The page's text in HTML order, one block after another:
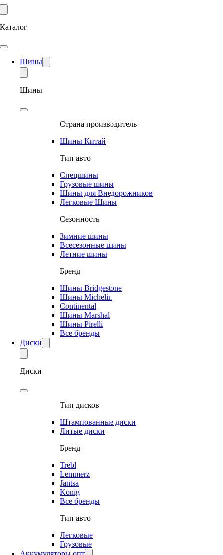
Каталог
Шины
Шины
Страна производитель
Шины Китай
Тип авто
Спецшины
Грузовые шины
Шины для Внедорожников
Легковые Шины
Сезонность
Зимние шины
Всесезонные шины
Летние шины
Бренд
Шины Bridgestone
Шины Michelin
Continental
Шины Marshal
Шины Pirelli
Все бренды
Диски
Диски
Тип дисков
Штампованные диски
Литые диски
Бренд
Trebl
Lemmerz
Jantsa
Konig
Все бренды
Тип авто
Легковые
Грузовые
Аккумуляторы опт